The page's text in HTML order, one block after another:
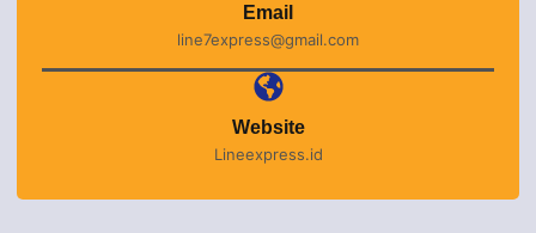
Email
line7express@gmail.com
Website
Lineexpress.id